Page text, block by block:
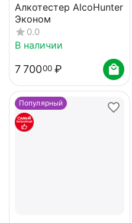
Алкотестер AlcoHunter
Эконом
0.0
В наличии
7 70000 ₽
Популярный